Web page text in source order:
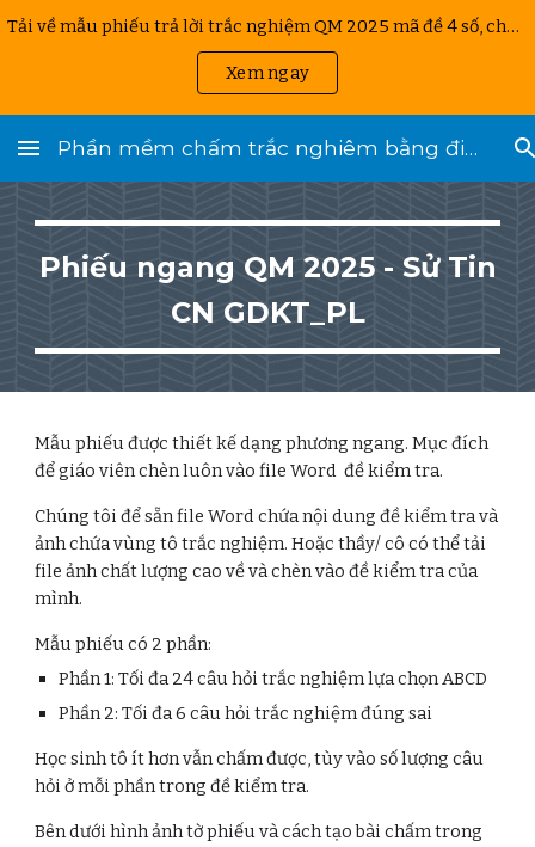
Tải về mẫu phiếu trả lời trắc nghiệm QM 2025 mã đề 4 số, chuẩn A4. Phù hợp chấm thi bằng App chấm thi QM 2025 trên điện thoại.
Xem ngay
Phần mềm chấm trắc nghiêm bằng điện thoại
Phiếu ngang QM 2025 - Sử Tin
CN GDKT_PL
Mẫu phiếu được thiết kế dạng phương ngang. Mục đích
để giáo viên chèn luôn vào file Word đề kiểm tra.
Chúng tôi để sẵn file Word chứa nội dung đề kiểm tra và
ảnh chứa vùng tô trắc nghiệm. Hoặc thầy/ cô có thể tải
file ảnh chất lượng cao về và chèn vào đề kiểm tra của
mình.
Mẫu phiếu có 2 phần:
Phần 1: Tối đa24câu hỏi trắc nghiệm lựa chọn ABCD
Phần 2: Tối đa6 câu hỏi trắc nghiệm đúng sai
Học sinh tô ít hơn vẫn chấm được, tùy vào số lượng câu
hỏi ở mỗi phần trong đề kiểm tra.
Bên dưới hình ảnh tờ phiếu và cách tạo bài chấm trong